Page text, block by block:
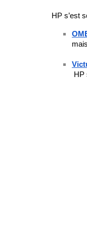
HP s’est
HP